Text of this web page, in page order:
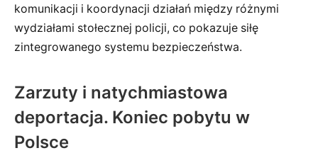
komunikacji i koordynacji działań między różnymi
wydziałami stołecznej policji, co pokazuje siłę
zintegrowanego systemu bezpieczeństwa.
Zarzuty i natychmiastowa
deportacja. Koniec pobytu w
Polsce